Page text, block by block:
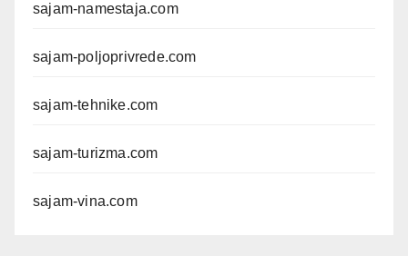
sajam-namestaja.com
sajam-poljoprivrede.com
sajam-tehnike.com
sajam-turizma.com
sajam-vina.com